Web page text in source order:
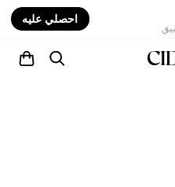
احصلي عليه